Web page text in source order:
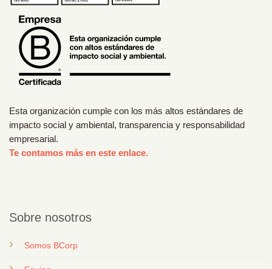
Esta organización cumple con los más altos estándares de
impacto social y ambiental, transparencia y responsabilidad
empresarial.
Te contamos más en este enlace.
Sobre nosotros
Somos BCorp